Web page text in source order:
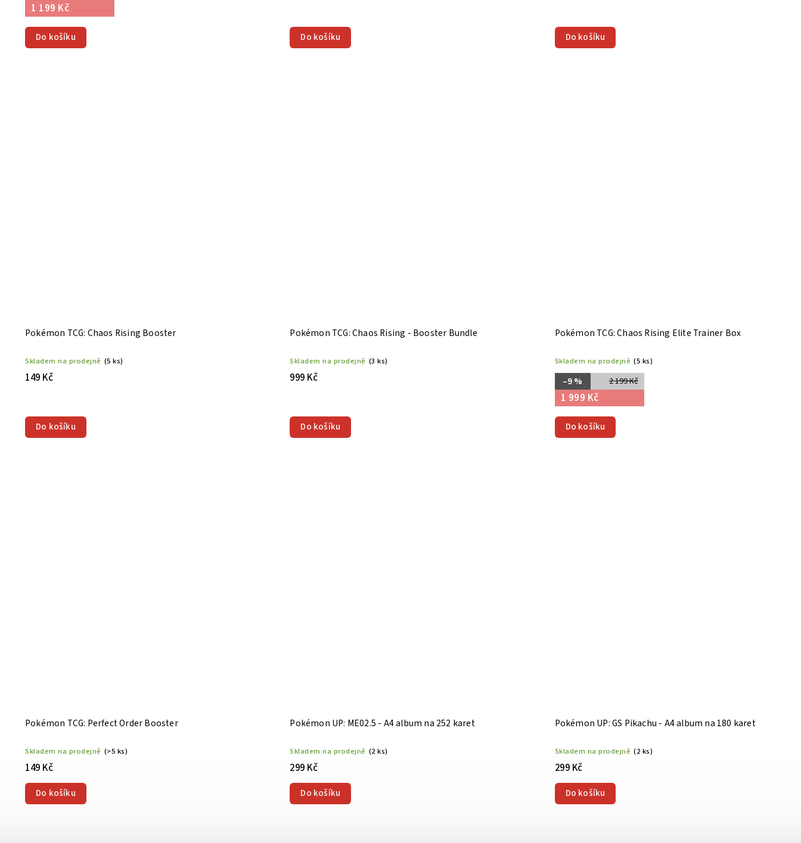
1 199 Kč
Do košíku Do košíku Do košíku
Pokémon TCG: Chaos Rising Booster
Skladem na prodejně (5 ks)
149 Kč
Do košíku
Pokémon TCG: Chaos Rising - Booster Bundle
Skladem na prodejně (3 ks)
999 Kč
Do košíku
Pokémon TCG: Chaos Rising Elite Trainer Box
Skladem na prodejně (5 ks)
2 199 Kč
–9 %
1 999 Kč
Do košíku
Pokémon TCG: Perfect Order Booster
Skladem na prodejně (>5 ks)
149 Kč
Do košíku
Pokémon UP: ME02.5 - A4 album na 252 karet
Skladem na prodejně (2 ks)
299 Kč
Do košíku
Pokémon UP: GS Pikachu - A4 album na 180 karet
Skladem na prodejně (2 ks)
299 Kč
Do košíku